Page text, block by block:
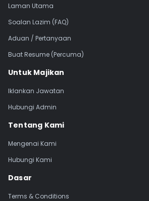
Laman Utama
Soalan Lazim (FAQ)
Aduan / Pertanyaan
Buat Resume (Percuma)
Untuk Majikan
Iklankan Jawatan
Hubungi Admin
Tentang Kami
Mengenai Kami
Hubungi Kami
Dasar
Terms & Conditions